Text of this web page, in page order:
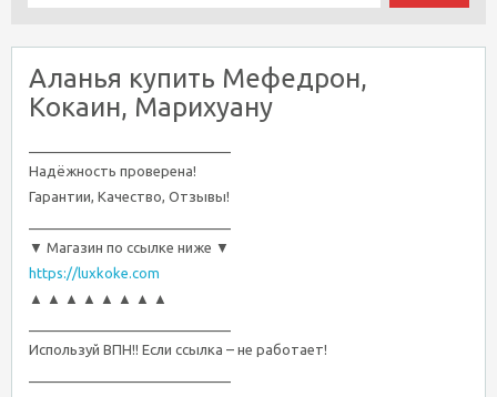
Аланья купить Мефедрон,
Кокаин, Марихуану
Надёжность проверена!
Гарантии, Качество, Отзывы!
▼ Магазин по ссылке ниже ▼
https://luxkoke.com
▲ ▲ ▲ ▲ ▲ ▲ ▲ ▲
Используй ВПН!! Если ссылка – не работает!